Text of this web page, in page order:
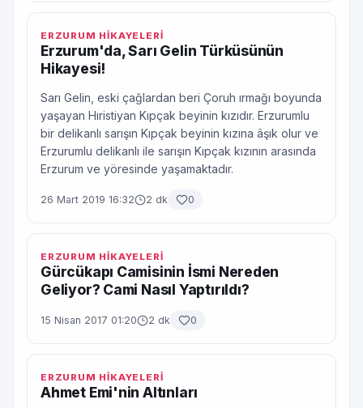
ERZURUM HİKAYELERİ
Erzurum'da, Sarı Gelin Türküsünün
Hikayesi!
Sarı Gelin, eski çağlardan beri Çoruh ırmağı boyunda
yaşayan Hıristiyan Kıpçak beyinin kızıdır. Erzurumlu
bir delikanlı sarışın Kıpçak beyinin kızına âşık olur ve
Erzurumlu delikanlı ile sarışın Kıpçak kızının arasında
Erzurum ve yöresinde yaşamaktadır.
26 Mart 2019 16:32 2 dk 0
ERZURUM HİKAYELERİ
Gürcükapı Camisinin İsmi Nereden
Geliyor? Cami Nasıl Yaptırıldı?
15 Nisan 2017 01:20 2 dk 0
ERZURUM HİKAYELERİ
Ahmet Emi'nin Altınları